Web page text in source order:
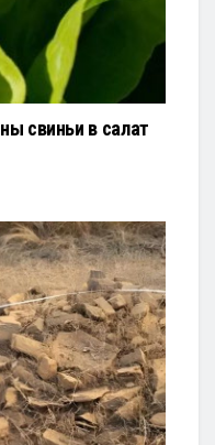
свиньи в салат